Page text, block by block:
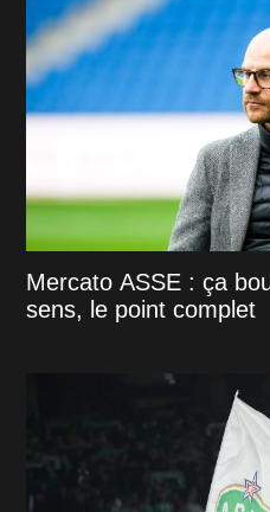
Mercato ASSE : ça
sens, le point complet